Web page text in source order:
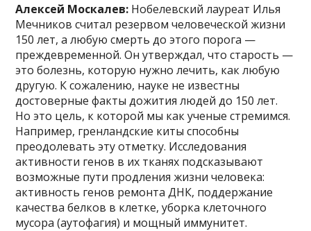
Алексей Москалев: Нобелевский лауреат Илья
Мечников считал резервом человеческой жизни
150 лет, а любую смерть до этого порога —
преждевременной. Он утверждал, что старость —
это болезнь, которую нужно лечить, как любую
другую. К сожалению, науке не известны
достоверные факты дожития людей до 150 лет.
Но это цель, к которой мы как ученые стремимся.
Например, гренландские киты способны
преодолевать эту отметку. Исследования
активности генов в их тканях подсказывают
возможные пути продления жизни человека:
активность генов ремонта ДНК, поддержание
качества белков в клетке, уборка клеточного
мусора (аутофагия) и мощный иммунитет.